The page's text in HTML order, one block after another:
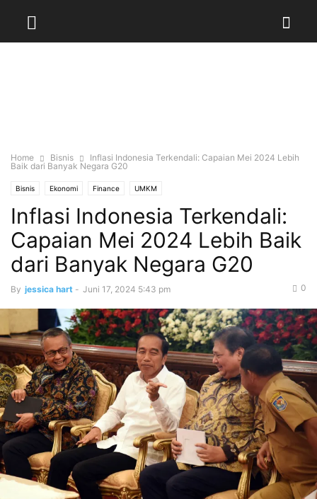
Home Bisnis
Inflasi Indonesia Terkendali: Capaian Mei 2024 Lebih
Baik dari Banyak Negara G20
Bisnis Ekonomi Finance UMKM
Inflasi Indonesia Terkendali:
Capaian Mei 2024 Lebih Baik
dari Banyak Negara G20
By jessica hart - Juni 17, 2024 5:43 pm 0